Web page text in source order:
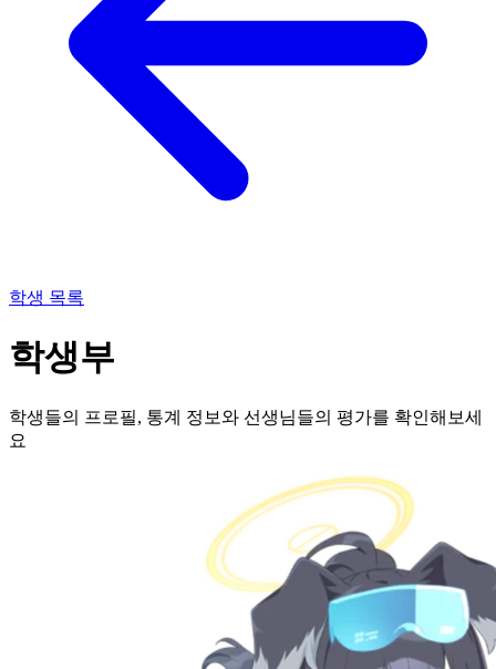
학생 목록
학생부
학생들의 프로필, 통계 정보와 선생님들의 평가를 확인해보세
요